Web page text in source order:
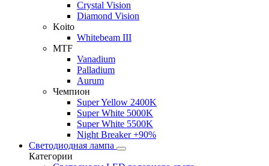
Crystal Vision
Diamond Vision
Koito
Whitebeam III
MTF
Vanadium
Palladium
Aurum
Чемпион
Super Yellow 2400K
Super White 5000K
Super White 5500K
Night Breaker +90%
Светодиодная лампа
Категории